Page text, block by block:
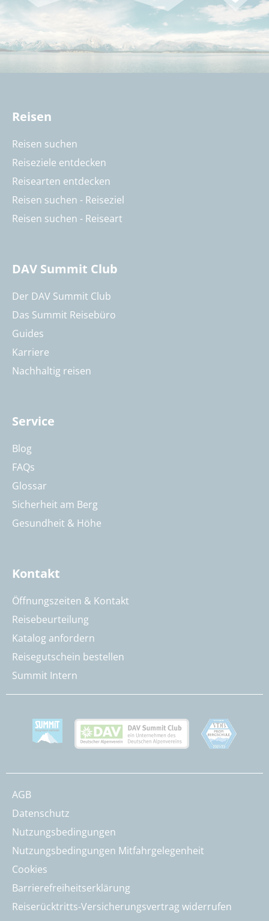
Reisen
Reisen suchen
Reiseziele entdecken
Reisearten entdecken
Reisen suchen - Reiseziel
Reisen suchen - Reiseart
DAV Summit Club
Der DAV Summit Club
Das Summit Reisebüro
Guides
Karriere
Nachhaltig reisen
Service
Blog
FAQs
Glossar
Sicherheit am Berg
Gesundheit & Höhe
Kontakt
Öffnungszeiten & Kontakt
Reisebeurteilung
Katalog anfordern
Reisegutschein bestellen
Summit Intern
AGB
Datenschutz
Nutzungsbedingungen
Nutzungsbedingungen Mitfahrgelegenheit
Cookies
Barrierefreiheitserklärung
Reiserücktritts-Versicherungsvertrag widerrufen